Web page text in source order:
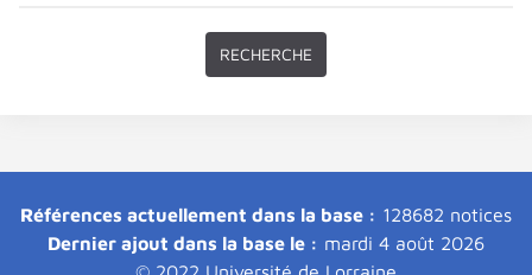
Références actuellement dans la base : 128682 notices
Dernier ajout dans la base le : mardi 4 août 2026